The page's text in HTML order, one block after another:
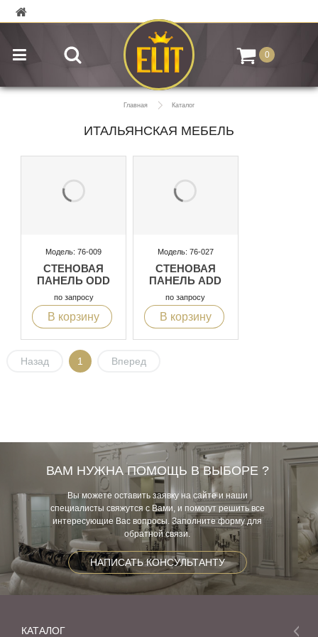
0
Главная Каталог
ИТАЛЬЯНСКАЯ МЕБЕЛЬ
Модель: 76-009
СТЕНОВАЯ
ПАНЕЛЬ ODD
по запросу
В корзину
Модель: 76-027
СТЕНОВАЯ
ПАНЕЛЬ ADD
по запросу
В корзину
Назад 1 Вперед
ВАМ НУЖНА ПОМОЩЬ В ВЫБОРЕ ?
Вы можете оставить заявку на сайте и наши
специалисты свяжутся с Вами, и помогут решить все
интересующие Вас вопросы. Заполните форму для
обратной связи.
НАПИСАТЬ КОНСУЛЬТАНТУ
КАТАЛОГ